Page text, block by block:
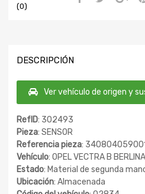
(0)
DESCRIPCIÓN
Ver vehículo de origen y
RefID: 302493
Pieza: SENSOR
Referencia pieza:
Vehículo: OPEL VECTRA B
Estado: Material de segunda
Ubicación: Almacenada